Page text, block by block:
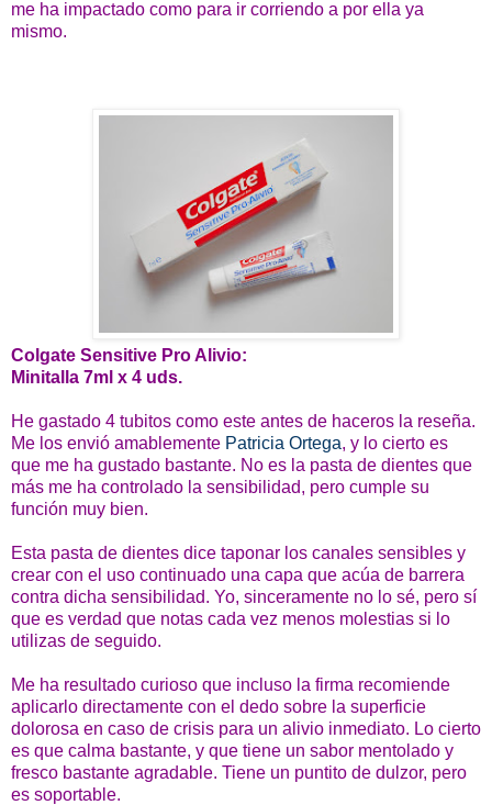
me ha impactado como para ir corriendo a por ella ya
mismo.
Colgate Sensitive Pro Alivio:
Minitalla 7ml x 4 uds.
He gastado 4 tubitos como este antes de haceros la reseña.
Me los envió amablemente Patricia Ortega, y lo cierto es
que me ha gustado bastante. No es la pasta de dientes que
más me ha controlado la sensibilidad, pero cumple su
función muy bien.
Esta pasta de dientes dice taponar los canales sensibles y
crear con el uso continuado una capa que acúa de barrera
contra dicha sensibilidad. Yo, sinceramente no lo sé, pero sí
que es verdad que notas cada vez menos molestias si lo
utilizas de seguido.
Me ha resultado curioso que incluso la firma recomiende
aplicarlo directamente con el dedo sobre la superficie
dolorosa en caso de crisis para un alivio inmediato. Lo cierto
es que calma bastante, y que tiene un sabor mentolado y
fresco bastante agradable. Tiene un puntito de dulzor, pero
es soportable.